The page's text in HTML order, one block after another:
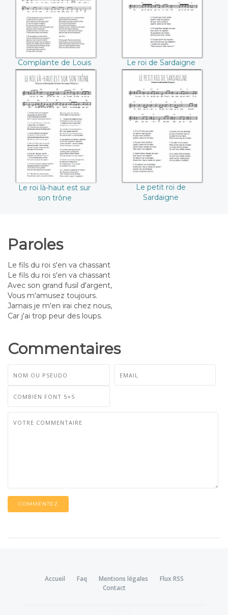
français
Complainte de Louis
XVI aux français
Le roi de Sardaigne
Le roi là-haut est
sur son trône
Le roi là-haut est sur
son trône
Le petit roi de
Sardaigne
Le petit roi de
Sardaigne
Paroles
Le fils du roi s'en va chassant
Le fils du roi s'en va chassant
Avec son grand fusil d'argent,
Vous m'amusez toujours.
Jamais je m'en irai chez nous,
Car j'ai trop peur des loups.
Commentaires
COMMENTEZ
Accueil Faq Mentions légales
Flux RSS
Contact